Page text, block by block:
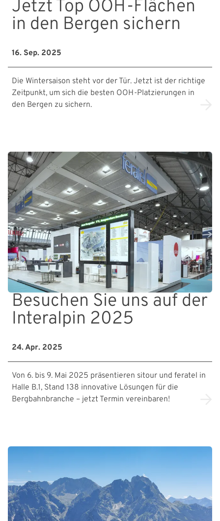
Jetzt Top OOH-Flächen
in den Bergen sichern
16. Sep. 2025
Die Wintersaison steht vor der Tür. Jetzt ist der richtige
Zeitpunkt, um sich die besten OOH-Platzierungen in
den Bergen zu sichern.
Besuchen Sie uns auf der
Interalpin 2025
24. Apr. 2025
Von 6. bis 9. Mai 2025 präsentieren sitour und feratel in
Halle B.1, Stand 138 innovative Lösungen für die
Bergbahnbranche – jetzt Termin vereinbaren!